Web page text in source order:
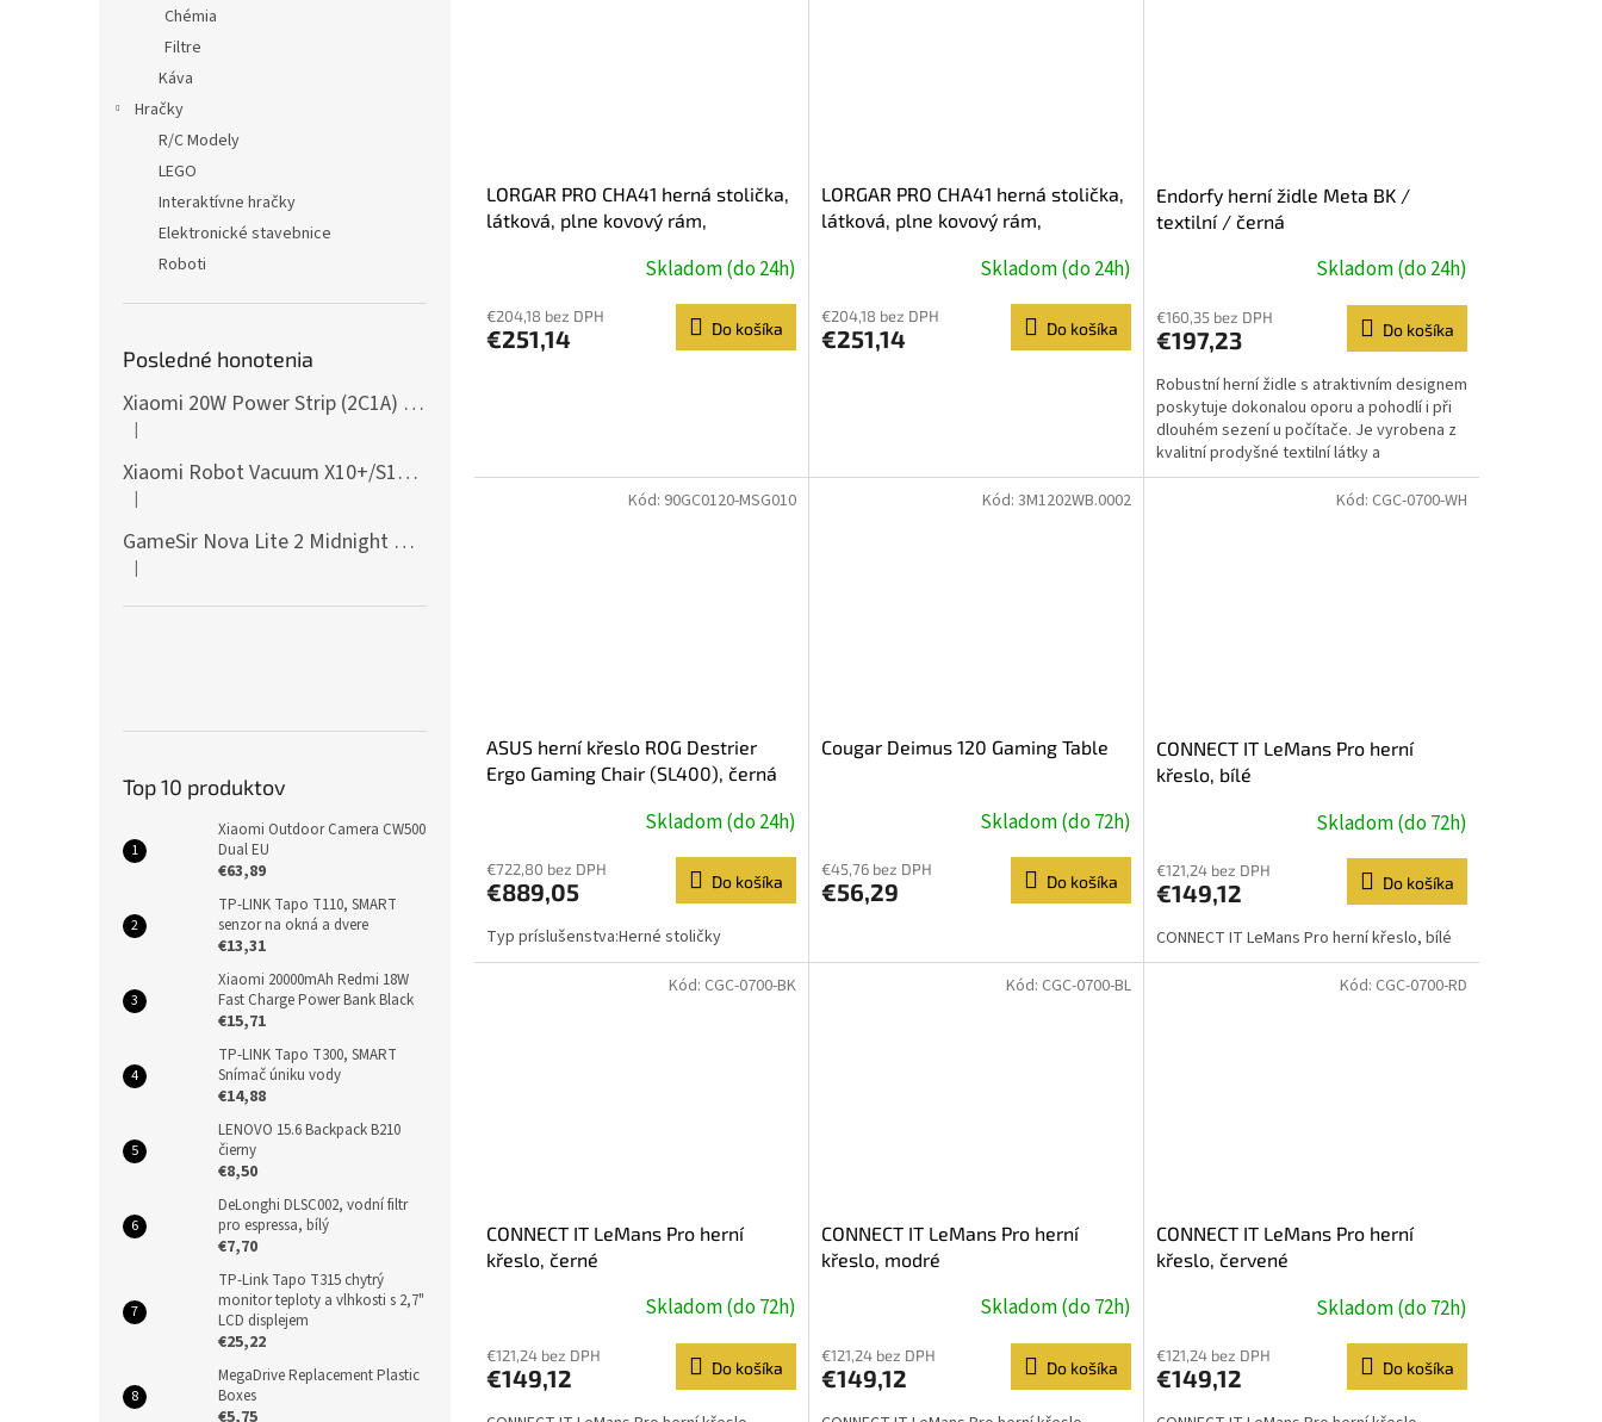
Chémia
Filtre
Káva
Hračky
R/C Modely
LEGO
Interaktívne hračky
Elektronické stavebnice
Roboti
Posledné honotenia
Xiaomi 20W Power Strip (2C1A) EU
Hodnotenie produktu je 5 z 5 hviezdičiek.
|
Xiaomi Robot Vacuum X10+/S10+/X10/X20+ Side Brush
Hodnotenie produktu je 5 z 5 hviezdičiek.
|
GameSir Nova Lite 2 Midnight Gray
Hodnotenie produktu je 5 z 5 hviezdičiek.
|
Top 10 produktov
Xiaomi Outdoor Camera CW500
Dual EU
€63,89
TP-LINK Tapo T110, SMART
senzor na okná a dvere
€13,31
Xiaomi 20000mAh Redmi 18W
Fast Charge Power Bank Black
€15,71
TP-LINK Tapo T300, SMART
Snímač úniku vody
€14,88
LENOVO 15.6 Backpack B210
čierny
€8,50
DeLonghi DLSC002, vodní filtr
pro espressa, bílý
€7,70
TP-Link Tapo T315 chytrý
monitor teploty a vlhkosti s 2,7"
LCD displejem
€25,22
MegaDrive Replacement Plastic
Boxes
€5,75
LORGAR PRO CHA41 herná stolička,
látková, plne kovový rám,
nosnosť 150 kg, modro biela
Skladom (do 24h)
€204,18 bez DPH
€251,14 Do košíka
LORGAR PRO CHA41 herná stolička,
látková, plne kovový rám,
nosnosť 150 kg, sivo fialováSkladom (do 24h)
€204,18 bez DPH
€251,14 Do košíka
Endorfy herní židle Meta BK /
textilní / černá
Skladom (do 24h)
€160,35 bez DPH
€197,23 Do košíka
Robustní herní židle s atraktivním designem
poskytuje dokonalou oporu a pohodlí i při
dlouhém sezení u počítače. Je vyrobena z
kvalitní prodyšné textilní látky a
syntetické...
ASUS herní křeslo ROG Destrier
Ergo Gaming Chair (SL400), černá
Skladom (do 24h)
€722,80 bez DPH
€889,05 Do košíka
Typ príslušenstva:Herné stoličky
Kód: 90GC0120-MSG010
Cougar Deimus 120 Gaming Table
Skladom (do 72h)
€45,76 bez DPH
€56,29 Do košíka
Kód: 3M1202WB.0002
CONNECT IT LeMans Pro herní
křeslo, bílé
Skladom (do 72h)
€121,24 bez DPH
€149,12 Do košíka
CONNECT IT LeMans Pro herní křeslo, bílé
Kód: CGC-0700-WH
CONNECT IT LeMans Pro herní
křeslo, černé
Skladom (do 72h)
€121,24 bez DPH
€149,12 Do košíka
Kód: CGC-0700-BK
CONNECT IT LeMans Pro herní
křeslo, modré
Skladom (do 72h)
€121,24 bez DPH
€149,12 Do košíka
Kód: CGC-0700-BL
CONNECT IT LeMans Pro herní
křeslo, červené
Skladom (do 72h)
€121,24 bez DPH
€149,12 Do košíka
Kód: CGC-0700-RD